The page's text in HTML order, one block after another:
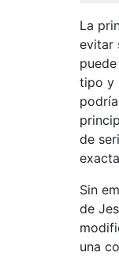
La
evitar
tipo y
de
Sin
de
una